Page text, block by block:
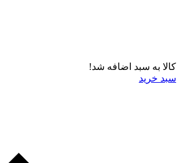
کالا به سبد اضافه شد!
سبد خرید